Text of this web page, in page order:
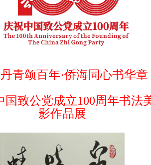
青颂百年·侨海同心书华章
致公党成立100周年书法
影作品展